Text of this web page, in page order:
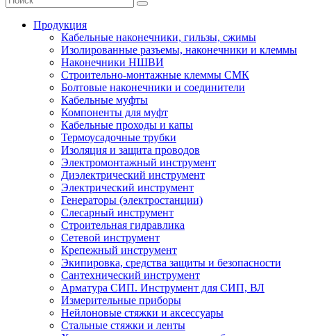
Продукция
Кабельные наконечники, гильзы, сжимы
Изолированные разъемы, наконечники и клеммы
Наконечники НШВИ
Строительно-монтажные клеммы СМК
Болтовые наконечники и соединители
Кабельные муфты
Компоненты для муфт
Кабельные проходы и капы
Термоусадочные трубки
Изоляция и защита проводов
Электромонтажный инструмент
Диэлектрический инструмент
Электрический инструмент
Генераторы (электростанции)
Слесарный инструмент
Строительная гидравлика
Сетевой инструмент
Крепежный инструмент
Экипировка, средства защиты и безопасности
Сантехнический инструмент
Арматура СИП. Инструмент для СИП, ВЛ
Измерительные приборы
Нейлоновые стяжки и аксессуары
Стальные стяжки и ленты